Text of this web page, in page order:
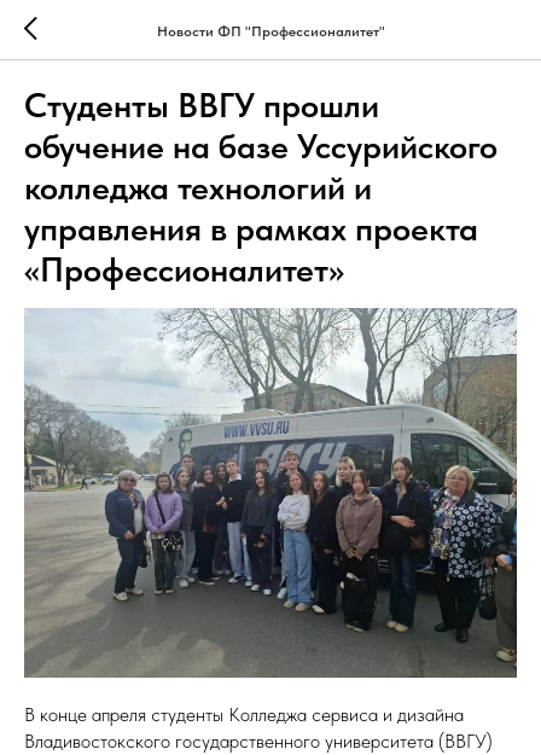
Новости ФП "Профессионалитет"
Студенты ВВГУ прошли
обучение на базе Уссурийского
колледжа технологий и
управления в рамках проекта
«Профессионалитет»
В конце апреля студенты Колледжа сервиса и дизайна
Владивостокского государственного университета (ВВГУ)